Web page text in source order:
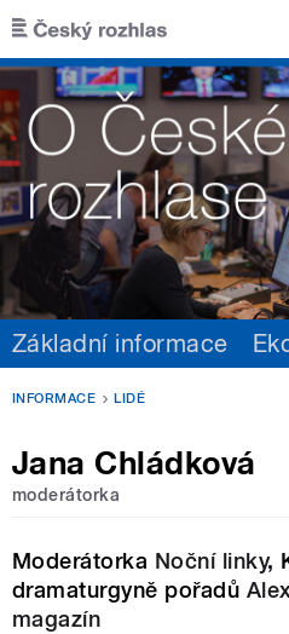
Přejít k hlavnímu obsahu
Základní informace
INFORMACE LIDÉ
Jana Chládková
moderátorka
Moderátorka Noční linky,
dramaturgyně pořadů
magazín